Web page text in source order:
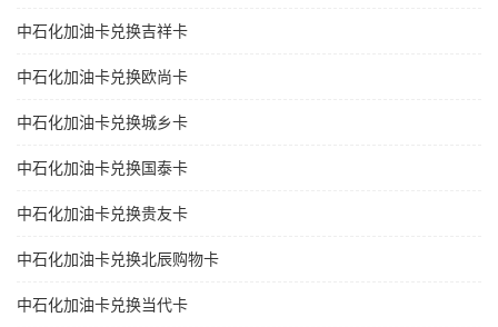
中石化加油卡兑换吉祥卡
中石化加油卡兑换欧尚卡
中石化加油卡兑换城乡卡
中石化加油卡兑换国泰卡
中石化加油卡兑换贵友卡
中石化加油卡兑换北辰购物卡
中石化加油卡兑换当代卡